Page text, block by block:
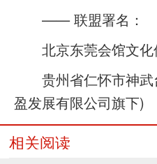
—— 联盟署名：
北京东莞会馆文化
贵州省仁怀市神武
盈发展有限公司旗下)
相关阅读